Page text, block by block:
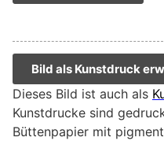
Bild als Kunstdruck
Dieses Bild ist auch als
Kunstdrucke sind
Büttenpapier mit